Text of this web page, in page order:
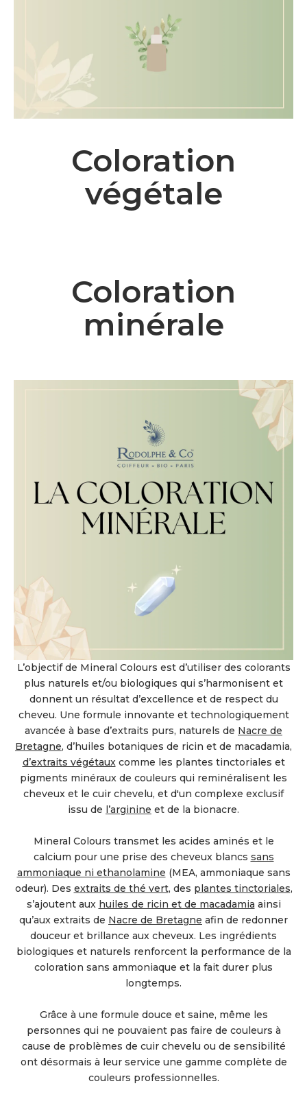
Coloration
végétale
Coloration
minérale
L’objectif de Mineral Colours est d’utiliser des colorants
plus naturels et/ou biologiques qui s’harmonisent et
donnent un résultat d’excellence et de respect du
cheveu. Une formule innovante et technologiquement
avancée à base d’extraits purs, naturels de Nacre de
Bretagne, d’huiles botaniques de ricin et de macadamia,
d’extraits végétauxcomme les plantes tinctoriales et
pigments minéraux de couleurs qui reminéralisent les
cheveux et le cuir chevelu, et d'un complexe exclusif
issu de l’arginine et de la bionacre.
Mineral Colours transmet les acides aminés et le
calcium pour une prise des cheveux blancs sans
ammoniaque ni ethanolamine (MEA, ammoniaque sans
odeur). Des extraits de thé vert, des plantes tinctoriales,
s’ajoutent aux huiles de ricin et de macadamia ainsi
qu’aux extraits de Nacre de Bretagne afin de redonner
douceur et brillance aux cheveux. Les ingrédients
biologiques et naturels renforcent la performance de la
coloration sans ammoniaque et la fait durer plus
longtemps.
Grâce à une formule douce et saine, même les
personnes qui ne pouvaient pas faire de couleurs à
cause de problèmes de cuir chevelu ou de sensibilité
ont désormais à leur service une gamme complète de
couleurs professionnelles.